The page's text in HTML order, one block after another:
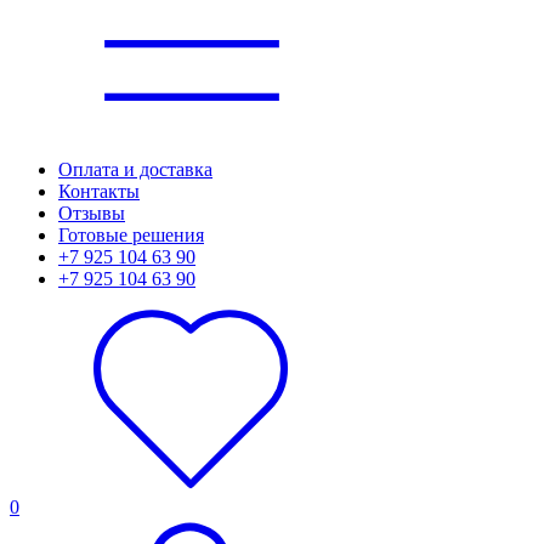
Оплата и доставка
Контакты
Отзывы
Готовые решения
+7 925 104 63 90
+7 925 104 63 90
0